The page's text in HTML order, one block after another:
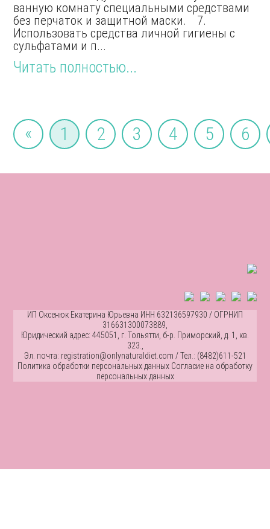
ванную комнату специальными средствами
без перчаток и защитной маски. 7.
Использовать средства личной гигиены с
сульфатами и п...
Читать полностью...
« 1 2 3 4 5 6
ИП Оксенюк Екатерина Юрьевна ИНН 632136597930 / ОГРНИП
316631300073889,
Юридический адрес: 445051, г. Тольятти, б-р. Приморский, д. 1, кв.
323.,
Эл. почта: registration@onlynaturaldiet.com / Тел.: (8482)611-521
Политика обработки персональных данных Согласие на обработку
персональных данных